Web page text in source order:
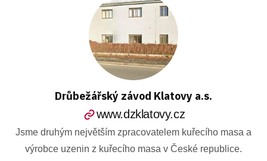
Drůbežářský závod Klatovy a.s.
www.dzklatovy.cz
Jsme druhým největším zpracovatelem kuřecího masa a
výrobce uzenin z kuřecího masa v České republice.